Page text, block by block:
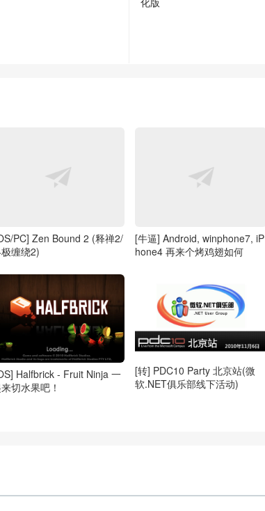
PC] Zen Bound 2 (释禅2/
缠绕2)
[牛逼] Android, winphone7, iP
hone4 再来个烤鸡翅如何
Halfbrick - Fruit Ninja 一
切水果吧！
[转] PDC10 Party 北京站(微
软.NET俱乐部线下活动)